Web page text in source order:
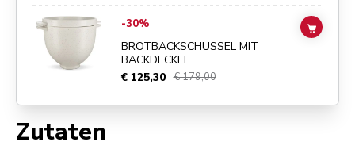
Zutaten
Go toBROTBACKSCHÜSSEL MIT BACKDECKEL details page
-30%
BROTBACKSCHÜSSEL MIT
BACKDECKEL
€ 125,30 € 179,00
ADD